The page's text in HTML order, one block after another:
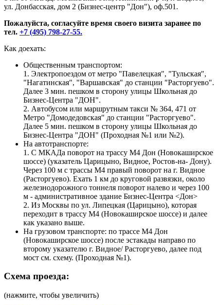
ул. Донбасская, дом 2 (Бизнес-центр "Дон"), оф.501.
Пожалуйста, согласуйте время своего визита заранее по
тел. +7 (495) 798-27-55.
Как доехать:
Общественным транспортом:
1. Электропоездом от метро "Павелецкая", "Тульская",
"Нагатинская", "Варшавская" до станции "Расторгуево".
Далее 3 мин. пешком в сторону улицы Школьная до
Бизнес-Центра "ДОН".
2. Автобусом или маршрутным такси № 364, 471 от
Метро "Домодедовская" до станции "Расторгуево".
Далее 5 мин. пешком в сторону улицы Школьная до
Бизнес-Центра "ДОН" (Проходная №1 или №2).
На автотранспорте:
1. С МКАДа поворот на трассу М4 Дон (Новокаширское
шоссе) (указатель Царицыно, Видное, Ростов-на- Дону).
Через 100 м с трассы М4 правый поворот на г. Видное
(Расторгуево). Ехать 1 км до круговой развязки, около
железнодорожного тоннеля поворот налево и через 100
м - административное здание Бизнес-Центра <Дон>
2. Из Москвы по ул. Липецкая (Царицыно), которая
переходит в трассу М4 (Новокаширское шоссе) и далее
как указано выше.
На грузовом транспорте: по трассе М4 Дон
(Новокаширское шоссе) после эстакады направо по
второму указателю г. Видное/ Расторгуево, далее под
мост см. схему. (Проходная №1).
Схема проезда:
(нажмите, чтобы увеличить)